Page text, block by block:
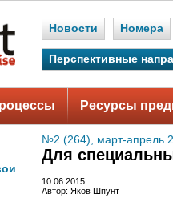
Новости Номера
Перспективные
Ресурсы
№2 (264), март-апрель
Для
10.06.2015
Автор: Яков Шпунт